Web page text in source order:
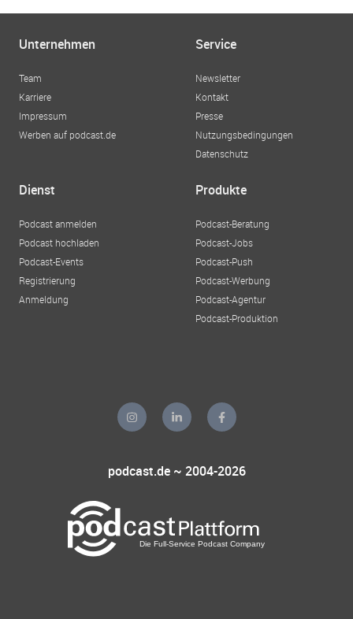
Unternehmen
Team
Karriere
Impressum
Werben auf podcast.de
Service
Newsletter
Kontakt
Presse
Nutzungsbedingungen
Datenschutz
Dienst
Podcast anmelden
Podcast hochladen
Podcast-Events
Registrierung
Anmeldung
Produkte
Podcast-Beratung
Podcast-Jobs
Podcast-Push
Podcast-Werbung
Podcast-Agentur
Podcast-Produktion
podcast.de ~ 2004-2026